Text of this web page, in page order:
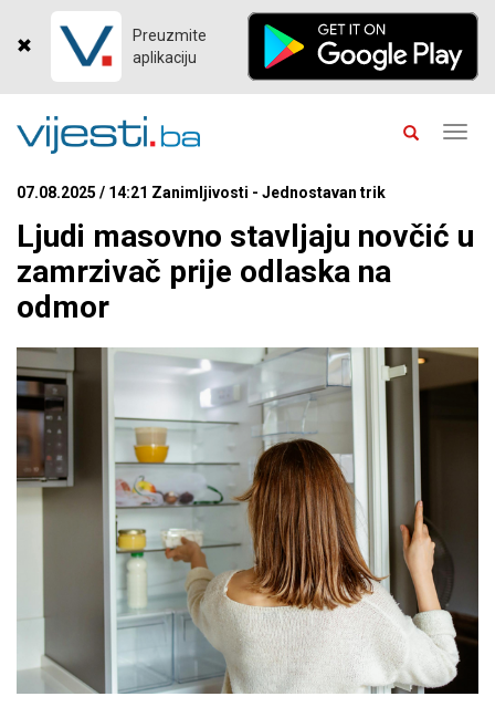
Preuzmite
aplikaciju
07.08.2025 / 14:21 Zanimljivosti - Jednostavan trik
Ljudi masovno stavljaju novčić u
zamrzivač prije odlaska na
odmor